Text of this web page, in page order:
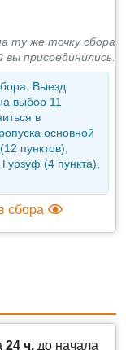
ту же точку сбора
присоединились.
Выезд
выбор 11
в
основной
пунктов),
(4 пункта),
сбора
24 ч. до начала